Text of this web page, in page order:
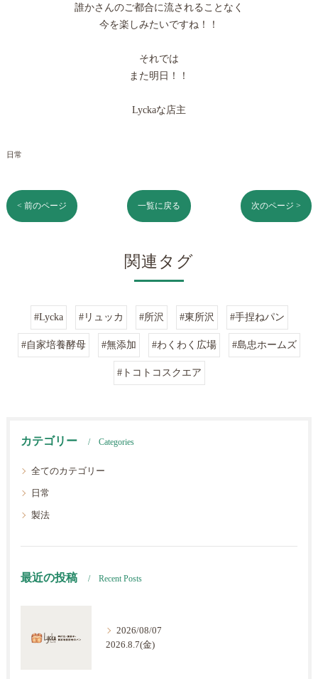
誰かさんのご都合に流されることなく
今を楽しみたいですね！！
それでは
また明日！！
Lyckaな店主
日常
< 前のページ 一覧に戻る 次のページ >
関連タグ
#Lycka #リュッカ #所沢 #東所沢 #手捏ねパン
#自家培養酵母 #無添加 #わくわく広場 #島忠ホームズ
#トコトコスクエア
カテゴリー Categories
全てのカテゴリー
日常
製法
最近の投稿 Recent Posts
2026/08/07
2026.8.7(金)